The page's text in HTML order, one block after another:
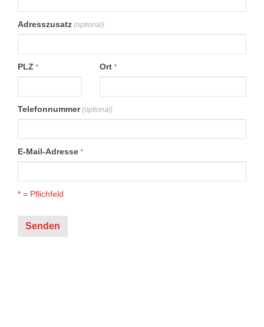
Adresszusatz (optional)
PLZ * Ort *
Telefonnummer (optional)
E-Mail-Adresse *
* = Pflichfeld